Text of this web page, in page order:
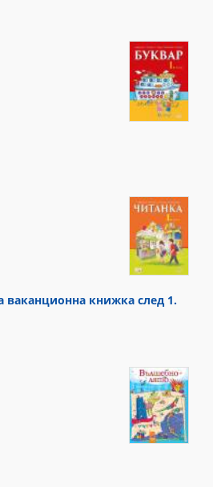
ваканционна книжка след 1.